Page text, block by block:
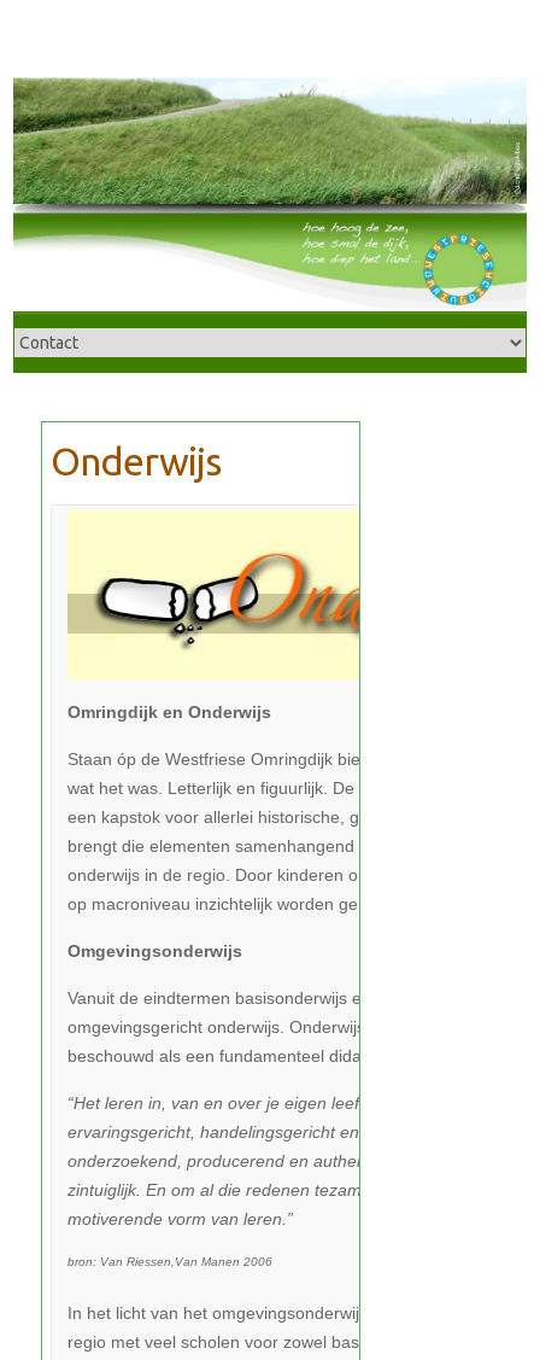
Omringdijk en Onderwijs
Staan óp de Westfriese Omringdijk biedt een uitzicht op
wat het was. Letterlijk en figuurlijk. De dijk is door zijn
een kapstok voor allerlei historische, geografische en
brengt die elementen samenhangend aan het licht en dat
onderwijs in de regio. Door kinderen op microniveau
op macroniveau inzichtelijk worden gemaakt.
Omgevingsonderwijs
Vanuit de eindtermen basisonderwijs en basisvorming wordt
omgevingsgericht onderwijs. Onderwijs dat aansluit bij de
beschouwd als een fundamenteel didactisch principe.
“Het leren in, van en over je eigen leefomgeving- is een
ervaringsgericht, handelingsgericht en
onderzoekend, producerend en authentiek leren. Het is
zintuiglijk. En om al die redenen tezamen is het voor
motiverende vorm van leren.”
bron: Van Riessen,Van Manen 2006
In het licht van het omgevingsonderwijs is de Westfriese
regio met veel scholen voor zowel basis- als voortgezet